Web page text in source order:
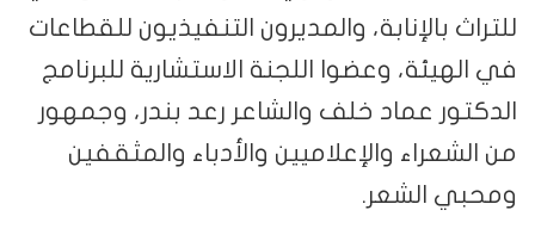
للتراث بالإنابة، والمديرون التنفيذيون للقطاعات
في الهيئة، وعضوا اللجنة الاستشارية للبرنامج
الدكتور عماد خلف والشاعر رعد بندر، وجمهور
من الشعراء والإعلاميين والأدباء والمثقفين
ومحبي الشعر.